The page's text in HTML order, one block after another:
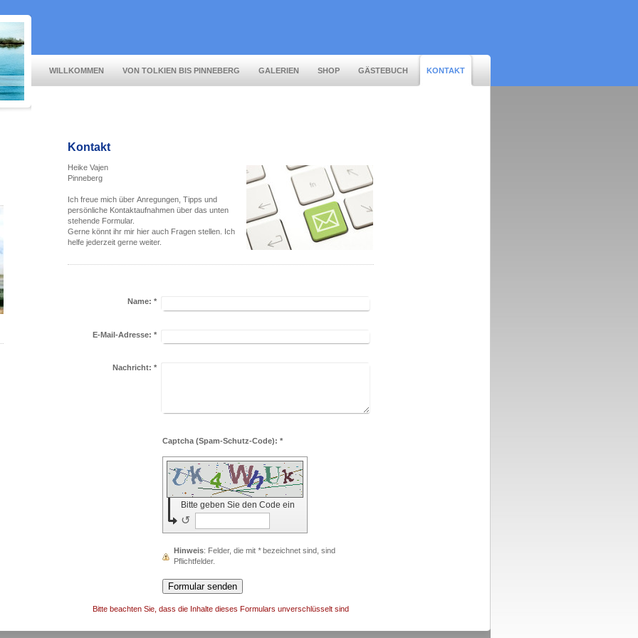
WILLKOMMEN VON TOLKIEN BIS PINNEBERG GALERIEN SHOP GÄSTEBUCH KONTAKT
Kontakt
Heike Vajen
Pinneberg
Ich freue mich über Anregungen, Tipps und
persönliche Kontaktaufnahmen über das unten
stehende Formular.
Gerne könnt ihr mir hier auch Fragen stellen. Ich
helfe jederzeit gerne weiter.
Name: *
E-Mail-Adresse: *
Nachricht: *
Captcha (Spam-Schutz-Code): *
Bitte geben Sie den Code ein
↺
Hinweis : Felder, die mit*bezeichnet sind, sind
Pflichtfelder.
Bitte beachten Sie, dass die Inhalte dieses Formulars unverschlüsselt sind